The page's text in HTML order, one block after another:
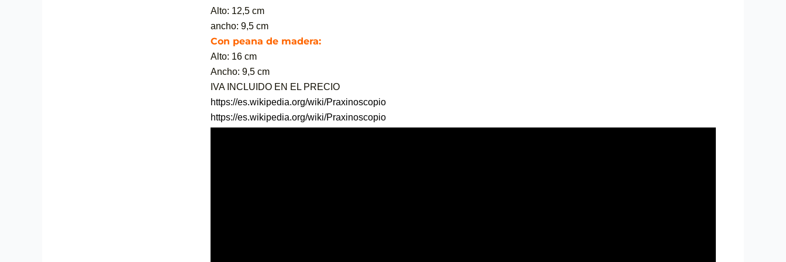
Alto: 12,5 cm
ancho: 9,5 cm
Con peana de madera:
Alto: 16 cm
Ancho: 9,5 cm
IVA INCLUIDO EN EL PRECIO
https://es.wikipedia.org/wiki/Praxinoscopio
https://es.wikipedia.org/wiki/Praxinoscopio